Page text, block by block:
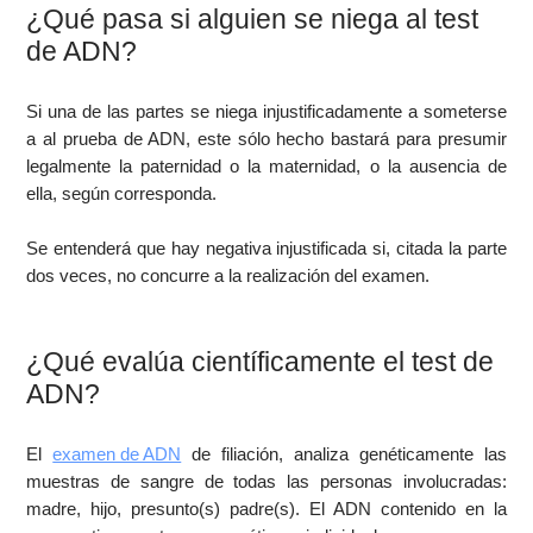
¿Qué pasa si alguien se niega al test
de ADN?
Si una de las partes se niega injustificadamente a someterse
a al prueba de ADN, este sólo hecho bastará para presumir
legalmente la paternidad o la maternidad, o la ausencia de
ella, según corresponda.
Se entenderá que hay negativa injustificada si, citada la parte
dos veces, no concurre a la realización del examen.
¿Qué evalúa científicamente el test de
ADN?
Elexamen de ADN de filiación, analiza genéticamente las
muestras de sangre de todas las personas involucradas:
madre, hijo, presunto(s) padre(s). El ADN contenido en la